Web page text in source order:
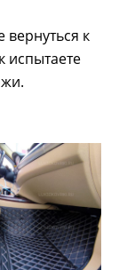
к
испытаете